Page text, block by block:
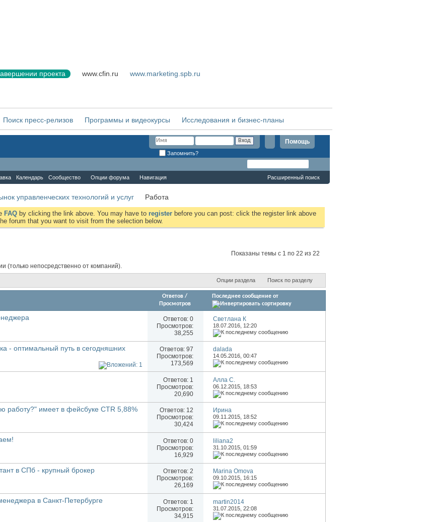
проекта www.cfin.ru www.marketing.spb.ru
Поиск пресс-релизов Программы и видеокурсы Исследования и бизнес-планы
Помощь
Запомнить?
Календарь Сообщество Опции форума Навигация Расширенный поиск
управленческих технологий и услуг Работа
FAQ by clicking the link above. You may have to register before you can post: click the register link above
forum that you want to visit from the selection below.
Показаны темы с 1 по 22 из 22
(только непосредственно от компаний).
Опции раздела Поиск по разделу
Ответов /
Просмотров
Последнее сообщение от
Ответов:0
Просмотров:
38,255
Светлана К
18.07.2016, 12:20
- оптимальный путь в сегодняшних
Ответов:97
Просмотров:
173,569
dalada
14.05.2016, 00:47
Ответов: 1
Просмотров:
20,690
Алла С.
06.12.2015, 18:53
работу?" имеет в фейсбуке CTR 5,88% Ответов: 12
Просмотров:
30,424
Иринa
09.11.2015, 18:52
Ответов:0
Просмотров:
16,929
liliana2
31.10.2015, 01:59
в СПб - крупный брокер Ответов:2
Просмотров:
26,169
Marina Omova
09.10.2015, 16:15
в Санкт-Петербурге Ответов: 1
Просмотров:
34,915
martin2014
31.07.2015, 22:08